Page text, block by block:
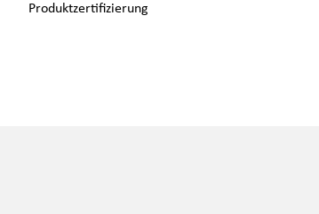
Produktzertifizierung